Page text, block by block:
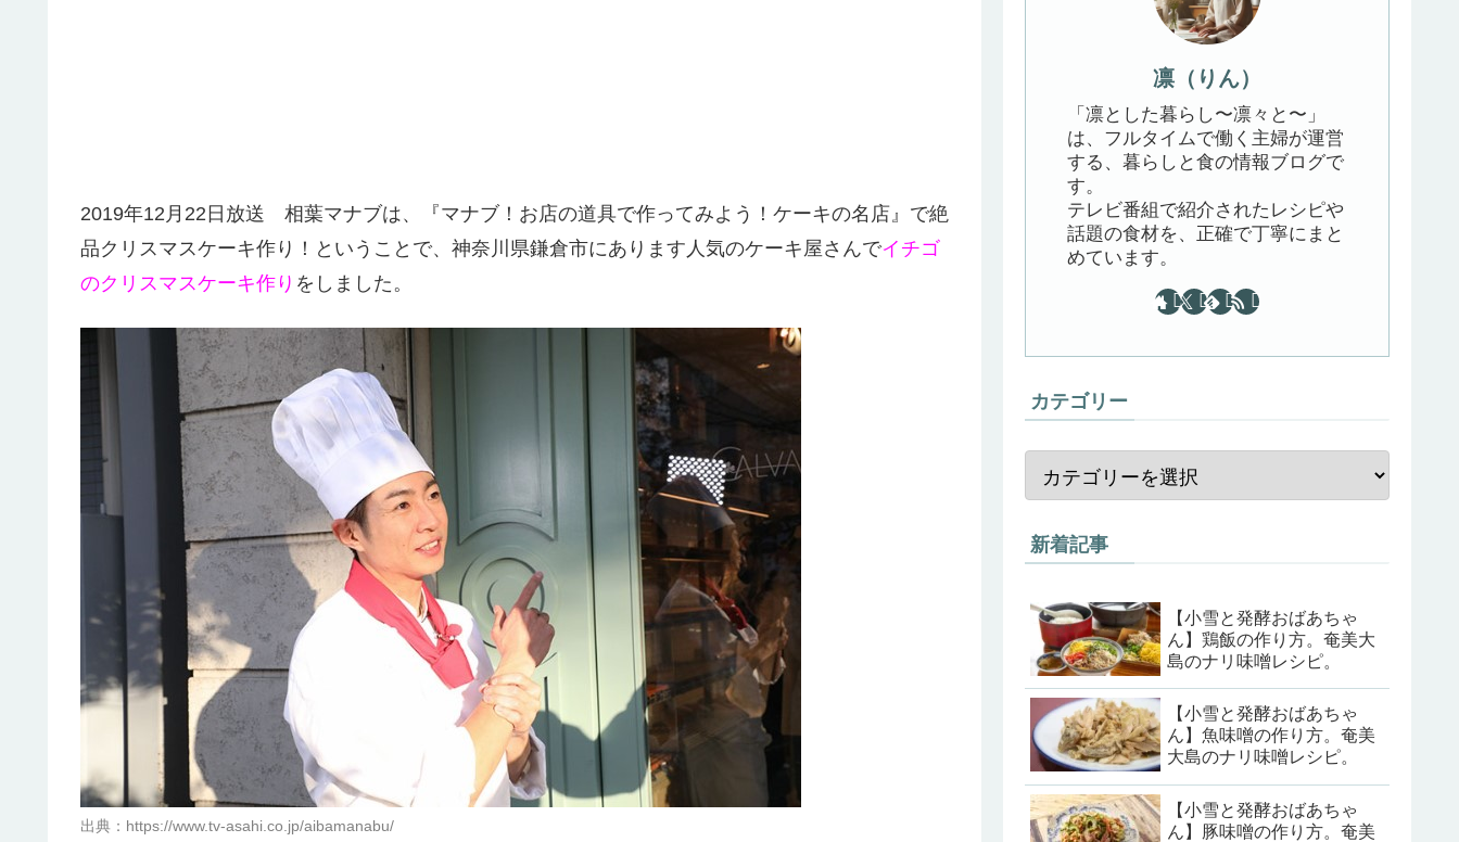
2019年12月22日放送 相葉マナブは、『マナブ！お店の道具で作ってみよう！ケーキの名店』で絶
品クリスマスケーキ作り！ということで、神奈川県鎌倉市にあります人気のケーキ屋さんでイチゴ
のクリスマスケーキ作り をしました。
出典：https://www.tv-asahi.co.jp/aibamanabu/
凛（りん）
「凛とした暮らし〜凛々と〜」
は、フルタイムで働く主婦が運営
する、暮らしと食の情報ブログで
す。
テレビ番組で紹介されたレシピや
話題の食材を、正確で丁寧にまと
めています。
カテゴリー
新着記事
【小雪と発酵おばあちゃ
ん】鶏飯の作り方。奄美大
島のナリ味噌レシピ。
【小雪と発酵おばあちゃ
ん】魚味噌の作り方。奄美
大島のナリ味噌レシピ。
【小雪と発酵おばあちゃ
ん】豚味噌の作り方。奄美